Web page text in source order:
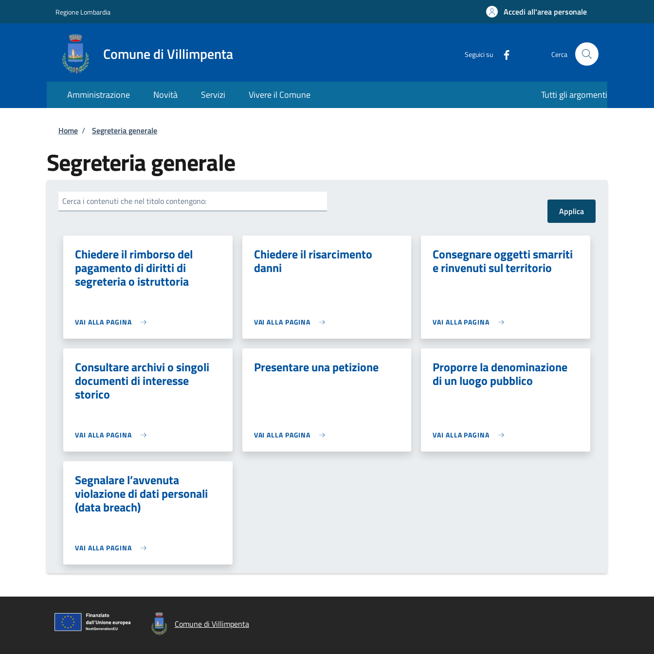
Regione Lombardia Accedi all'area personale
Comune di Villimpenta Seguici su Cerca
Amministrazione Novità Servizi Vivere il Comune Tutti gli argomenti
Briciole di pane
Home / Segreteria generale
Segreteria generale
Cerca i contenuti che nel titolo contengono:
Chiedere il rimborso del
pagamento di diritti di
segreteria o istruttoria
VAI ALLA PAGINA
Chiedere il risarcimento
danni
VAI ALLA PAGINA
Consegnare oggetti smarriti
e rinvenuti sul territorio
VAI ALLA PAGINA
Consultare archivi o singoli
documenti di interesse
storico
VAI ALLA PAGINA
Presentare una petizione
VAI ALLA PAGINA
Proporre la denominazione
di un luogo pubblico
VAI ALLA PAGINA
Segnalare l’avvenuta
violazione di dati personali
(data breach)
VAI ALLA PAGINA
Comune di Villimpenta